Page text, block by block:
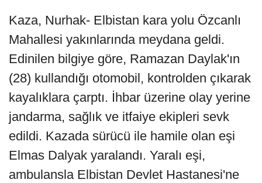
Kaza, Nurhak- Elbistan kara yolu Özcanlı
Mahallesi yakınlarında meydana geldi.
Edinilen bilgiye göre, Ramazan Daylak'ın
(28) kullandığı otomobil, kontrolden çıkarak
kayalıklara çarptı. İhbar üzerine olay yerine
jandarma, sağlık ve itfaiye ekipleri sevk
edildi. Kazada sürücü ile hamile olan eşi
Elmas Dalyak yaralandı. Yaralı eşi,
ambulansla Elbistan Devlet Hastanesi'ne